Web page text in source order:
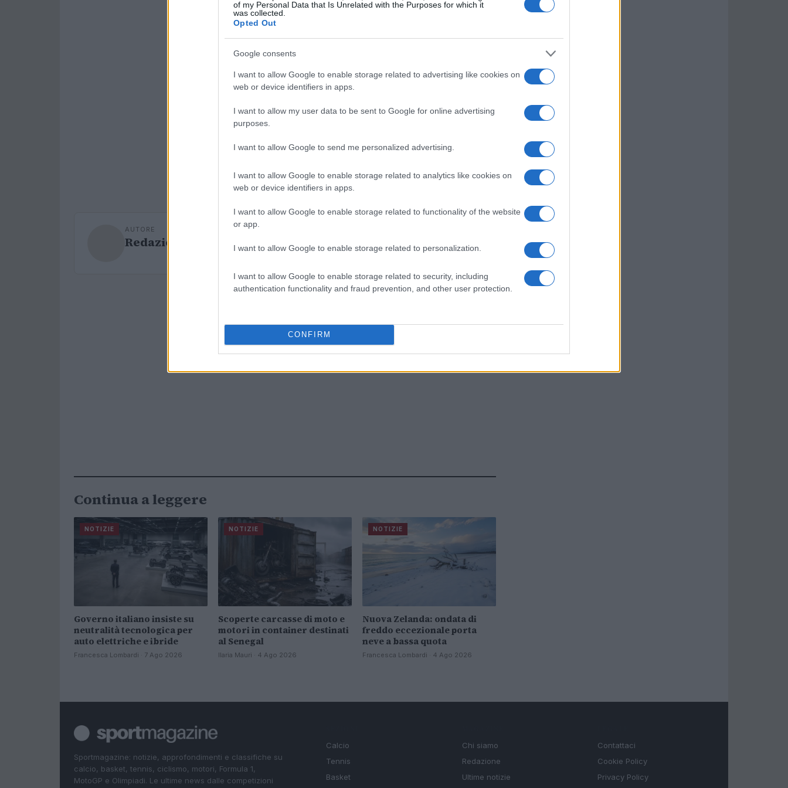
of my Personal Data that Is Unrelated with the Purposes for which it
was collected.
Opted Out
Google consents
I want to allow Google to enable storage related to advertising like cookies on
web or device identifiers in apps.
I want to allow my user data to be sent to Google for online advertising
purposes.
I want to allow Google to send me personalized advertising.
I want to allow Google to enable storage related to analytics like cookies on
web or device identifiers in apps.
I want to allow Google to enable storage related to functionality of the website
or app.
I want to allow Google to enable storage related to personalization.
I want to allow Google to enable storage related to security, including
authentication functionality and fraud prevention, and other user protection.
CONFIRM
AUTORE
Redazione Sport Magazine
Continua a leggere
NOTIZIE
Governo italiano insiste su
neutralità tecnologica per
auto elettriche e ibride
Francesca Lombardi · 7 Ago 2026
NOTIZIE
Scoperte carcasse di moto e
motori in container destinati
al Senegal
Ilaria Mauri · 4 Ago 2026
NOTIZIE
Nuova Zelanda: ondata di
freddo eccezionale porta
neve a bassa quota
Francesca Lombardi · 4 Ago 2026
Sportmagazine: notizie, approfondimenti e classifiche su
calcio, basket, tennis, ciclismo, motori, Formula 1,
MotoGP e Olimpiadi. Le ultime news dalle competizioni
Calcio
Tennis
Basket
Chi siamo
Redazione
Ultime notizie
Contattaci
Cookie Policy
Privacy Policy